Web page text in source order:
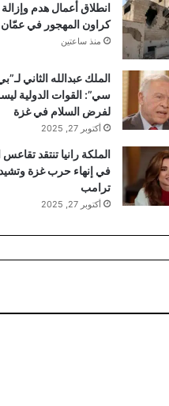
انطلاق أعمال هدم
كراون المهجور في عمّان
منذ ساعتين
الملك عبدالله الثاني
سي”: القوات الدولية
لفرض السلام في غزة
أكتوبر 27, 2025
الملكة رانيا تنتقد تقاعس
في إنهاء حرب غزة
ترامب
أكتوبر 27, 2025